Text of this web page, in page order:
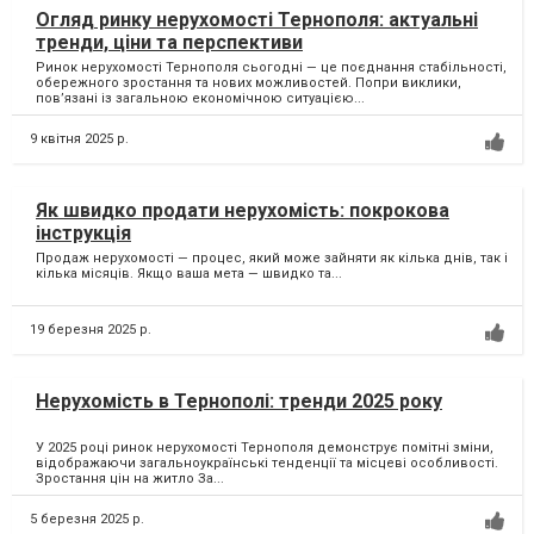
Огляд ринку нерухомості Тернополя: актуальні
тренди, ціни та перспективи
Ринок нерухомості Тернополя сьогодні — це поєднання стабільності,
обережного зростання та нових можливостей. Попри виклики,
пов’язані із загальною економічною ситуацією...
9 квітня 2025 р.
Як швидко продати нерухомість: покрокова
інструкція
Продаж нерухомості — процес, який може зайняти як кілька днів, так і
кілька місяців. Якщо ваша мета — швидко та...
19 березня 2025 р.
Нерухомість в Тернополі: тренди 2025 року
У 2025 році ринок нерухомості Тернополя демонструє помітні зміни,
відображаючи загальноукраїнські тенденції та місцеві особливості.
Зростання цін на житло За...
5 березня 2025 р.